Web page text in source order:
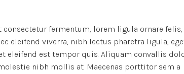
consectetur fermentum, lorem ligula ornare felis,
eleifend viverra, nibh lectus pharetra ligula,
eleifend est tempor quis. Aliquam convallis
nibh mollis at. Maecenas porttitor sem a